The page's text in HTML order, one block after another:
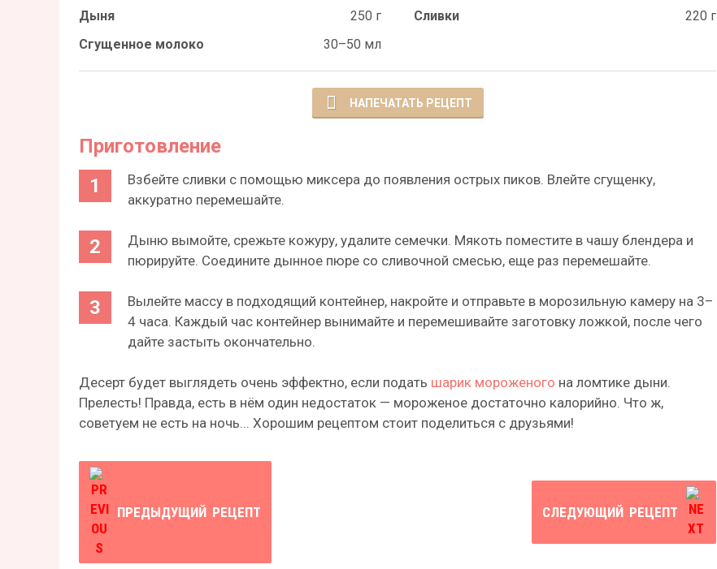
Дыня 250 г Сливки
220 г
Сгущенное молоко
30–50 мл
НАПЕЧАТАТЬ РЕЦЕПТ
Приготовление
Взбейте сливки с помощью миксера до появления острых пиков. Влейте сгущенку,
аккуратно перемешайте.
Дыню вымойте, срежьте кожуру, удалите семечки. Мякоть поместите в чашу блендера и
пюрируйте. Соедините дынное пюре со сливочной смесью, еще раз перемешайте.
Вылейте массу в подходящий контейнер, накройте и отправьте в морозильную камеру на 3–
4 часа. Каждый час контейнер вынимайте и перемешивайте заготовку ложкой, после чего
дайте застыть окончательно.
Десерт будет выглядеть очень эффектно, если подать шарик мороженого на ломтике дыни.
Прелесть! Правда, есть в нём один недостаток — мороженое достаточно калорийно. Что ж,
советуем не есть на ночь... Хорошим рецептом стоит поделиться с друзьями!
ПРЕДЫДУЩИЙ РЕЦЕПТ СЛЕДУЮЩИЙ РЕЦЕПТ